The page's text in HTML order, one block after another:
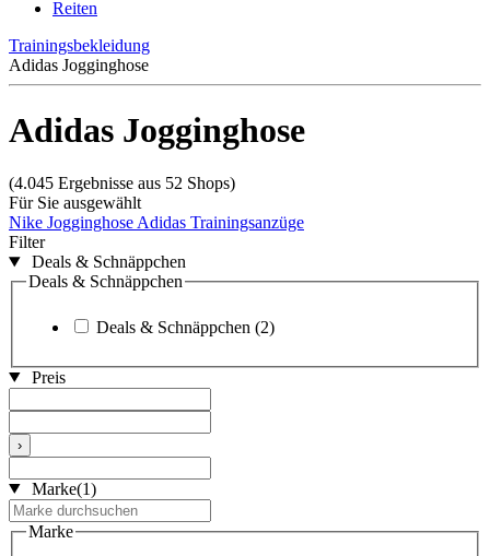
Reiten
Trainingsbekleidung
Adidas Jogginghose
Adidas Jogginghose
(4.045 Ergebnisse aus 52 Shops)
Für Sie ausgewählt
Nike Jogginghose Adidas Trainingsanzüge
Filter
Deals & Schnäppchen
Deals & Schnäppchen
Deals & Schnäppchen (2)
Preis
›
Marke(1)
Marke